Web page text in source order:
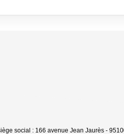
social : 166 avenue Jean Jaurès -